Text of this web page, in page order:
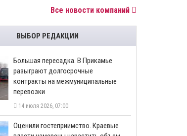
Все новости компаний
ВЫБОР РЕДАКЦИИ
Большая пересадка. В Прикамье
разыграют долгосрочные
контракты на межмуниципальные
перевозки
14 июля 2026, 07:00
Оценили гостеприимство. Краевые